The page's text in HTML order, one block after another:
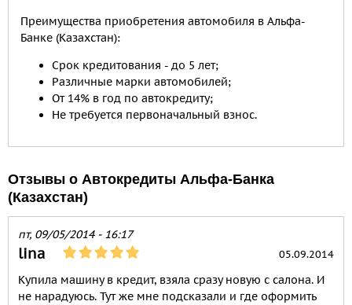
Преимущества приобретения автомобиля в Альфа-
Банке (Казахстан):
Срок кредитования - до 5 лет;
Различные марки автомобилей;
От 14% в год по автокредиту;
Не требуется первоначальный взнос.
Отзывы о Автокредиты Альфа-Банка
(Казахстан)
пт, 09/05/2014 - 16:17
lina 05.09.2014
Купила машину в кредит, взяла сразу новую с салона. И
не нарадуюсь. Тут же мне подсказали и где оформить